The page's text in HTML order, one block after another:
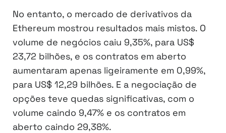
No entanto, o mercado de derivativos da
Ethereum mostrou resultados mais mistos. O
volume de negócios caiu 9,35%, para US$
23,72 bilhões, e os contratos em aberto
aumentaram apenas ligeiramente em 0,99%,
para US$ 12,29 bilhões. E a negociação de
opções teve quedas significativas, com o
volume caindo 9,47% e os contratos em
aberto caindo 29,38%.